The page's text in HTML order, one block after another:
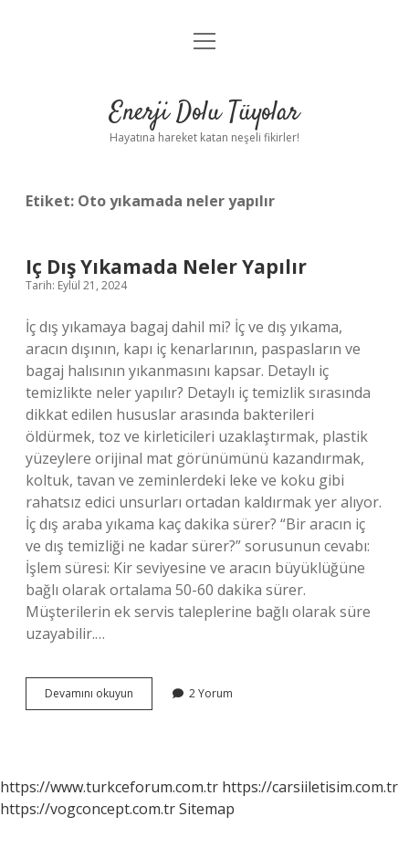
Anasayfa
Yasal Uyarı
menüyü
Enerji Dolu Tüyolar
Hayatına hareket katan neşeli fikirler!
Etiket: Oto yıkamada neler yapılır
Iç Dış Yıkamada Neler Yapılır
Tarih: Eylül 21, 2024
İç dış yıkamaya bagaj dahil mi? İç ve dış yıkama,
aracın dışının, kapı iç kenarlarının, paspasların ve
bagaj halısının yıkanmasını kapsar. Detaylı iç
temizlikte neler yapılır? Detaylı iç temizlik sırasında
dikkat edilen hususlar arasında bakterileri
öldürmek, toz ve kirleticileri uzaklaştırmak, plastik
yüzeylere orijinal mat görünümünü kazandırmak,
koltuk, tavan ve zeminlerdeki leke ve koku gibi
rahatsız edici unsurları ortadan kaldırmak yer alıyor.
İç dış araba yıkama kaç dakika sürer? “Bir aracın iç
ve dış temizliği ne kadar sürer?” sorusunun cevabı:
İşlem süresi: Kir seviyesine ve aracın büyüklüğüne
bağlı olarak ortalama 50-60 dakika sürer.
Müşterilerin ek servis taleplerine bağlı olarak süre
uzayabilir.…
Devamını okuyun
Dış
2 Yorum
https://www.turkceforum.com.tr https://carsiiletisim.com.tr
https://vogconcept.com.trSitemap